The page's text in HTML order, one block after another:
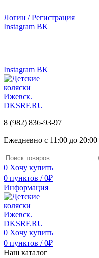
Логин / Регистрация
Instagram ВК
Instagram ВК
8 (982) 836-93-97
Ежедневно с 11:00 до 20:00
0 Хочу купить
0 пунктов / 0₽
Информация
0 Хочу купить
0 пунктов / 0₽
Наш каталог